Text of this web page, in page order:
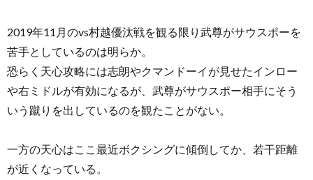
2019年11月のvs村越優汰戦を観る限り武尊がサウスポーを
苦手としているのは明らか。
恐らく天心攻略には志朗やクマンドーイが見せたインロー
や右ミドルが有効になるが、武尊がサウスポー相手にそう
いう蹴りを出しているのを観たことがない。
一方の天心はここ最近ボクシングに傾倒してか、若干距離
が近くなっている。